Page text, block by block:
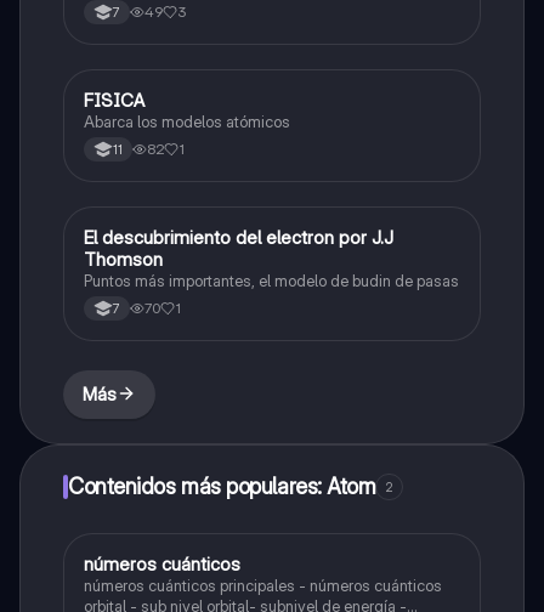
7 49 3
Biologia
FISICA
Abarca los modelos atómicos
11 82 1
Biologia
El descubrimiento del electron por J.J
Thomson
Puntos más importantes, el modelo de budin de pasas
7 70 1
Más
Contenidos más populares: Atom 2
Biologia
números cuánticos
números cuánticos principales - números cuánticos
orbital - sub nivel orbital- subnivel de energía -